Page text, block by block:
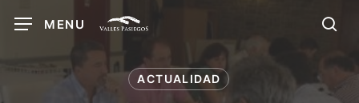
MENU
ACTUALIDAD